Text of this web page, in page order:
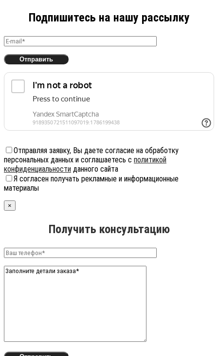
Подпишитесь на нашу рассылку
Отправляя заявку, Вы даете согласие на обработку
персональных данных и соглашаетесь с политикой
конфиденциальности данного сайта
Я согласен получать рекламные и информационные
материалы
×
Получить консультацию